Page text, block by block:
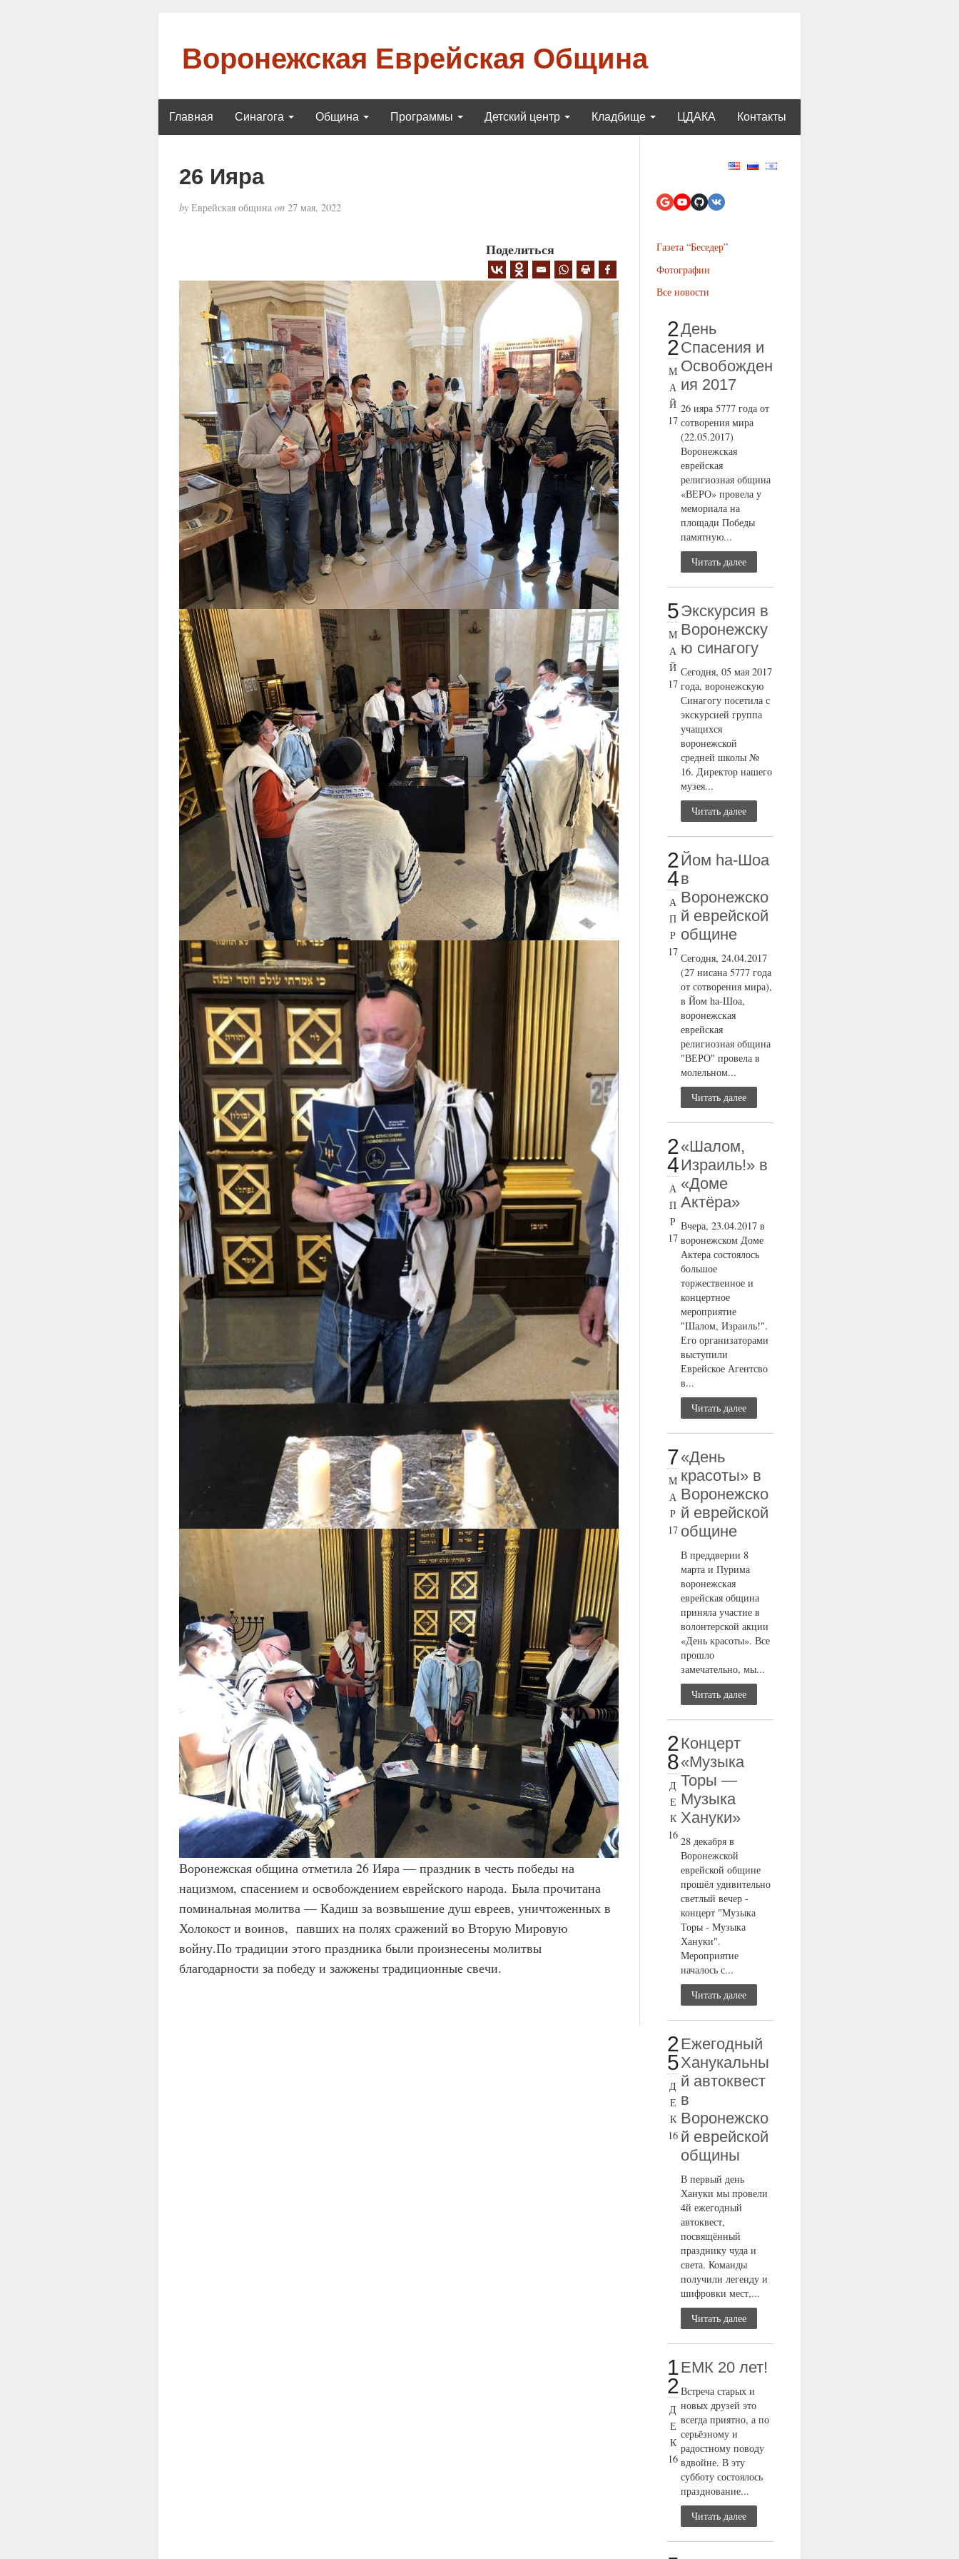
Воронежская Еврейская Община
Главная Синагога Община Программы Детский центр Кладбище ЦДАКА Контакты
26 Ияра
byЕврейская община on27 мая, 2022
Поделиться
Воронежская община отметила 26 Ияра — праздник в честь победы на
нацизмом, спасением и освобождением еврейского народа. Была прочитана
поминальная молитва — Кадиш за возвышение душ евреев, уничтоженных в
Холокост и воинов, павших на полях сражений во Вторую Мировую
войну.По традиции этого праздника были произнесены молитвы
благодарности за победу и зажжены традиционные свечи.
Газета “Беседер”
Фотографии
Все новости
2
2
М
А
Й
17
День
Спасения и
Освобожден
ия 2017
26 ияра 5777 года от
сотворения мира
(22.05.2017)
Воронежская
еврейская
религиозная община
«ВЕРО» провела у
мемориала на
площади Победы
памятную...
Читать далее
5
М
А
Й
17
Экскурсия в
Воронежску
ю синагогу
Сегодня, 05 мая 2017
года, воронежскую
Синагогу посетила с
экскурсией группа
учащихся
воронежской
средней школы №
16. Директор нашего
музея...
Читать далее
2
4
А
П
Р
17
Йом ha-Шоа
в
Воронежско
й еврейской
общине
Сегодня, 24.04.2017
(27 нисана 5777 года
от сотворения мира),
в Йом ha-Шоа,
воронежская
еврейская
религиозная община
"ВЕРО" провела в
молельном...
Читать далее
2
4
А
П
Р
17
«Шалом,
Израиль!» в
«Доме
Актёра»
Вчера, 23.04.2017 в
воронежском Доме
Актера состоялось
большое
торжественное и
концертное
мероприятие
"Шалом, Израиль!".
Его организаторами
выступили
Еврейское Агентсво
в...
Читать далее
7
М
А
Р
17
«День
красоты» в
Воронежско
й еврейской
общине
В преддверии 8
марта и Пурима
воронежская
еврейская община
приняла участие в
волонтерской акции
«День красоты». Все
прошло
замечательно, мы...
Читать далее
2
8
Д
Е
К
16
Концерт
«Музыка
Торы —
Музыка
Хануки»
28 декабря в
Воронежской
еврейской общине
прошёл удивительно
светлый вечер -
концерт "Музыка
Торы - Музыка
Хануки".
Мероприятие
началось с...
Читать далее
2
5
Д
Е
К
16
Ежегодный
Ханукальны
й автоквест
в
Воронежско
й еврейской
общины
В первый день
Хануки мы провели
4й ежегодный
автоквест,
посвящённый
празднику чуда и
света. Команды
получили легенду и
шифровки мест,...
Читать далее
1
2
Д
Е
К
16
ЕМК 20 лет!
Встреча старых и
новых друзей это
всегда приятно, а по
серьёзному и
радостному поводу
вдвойне. В эту
субботу состоялось
празднование...
Читать далее